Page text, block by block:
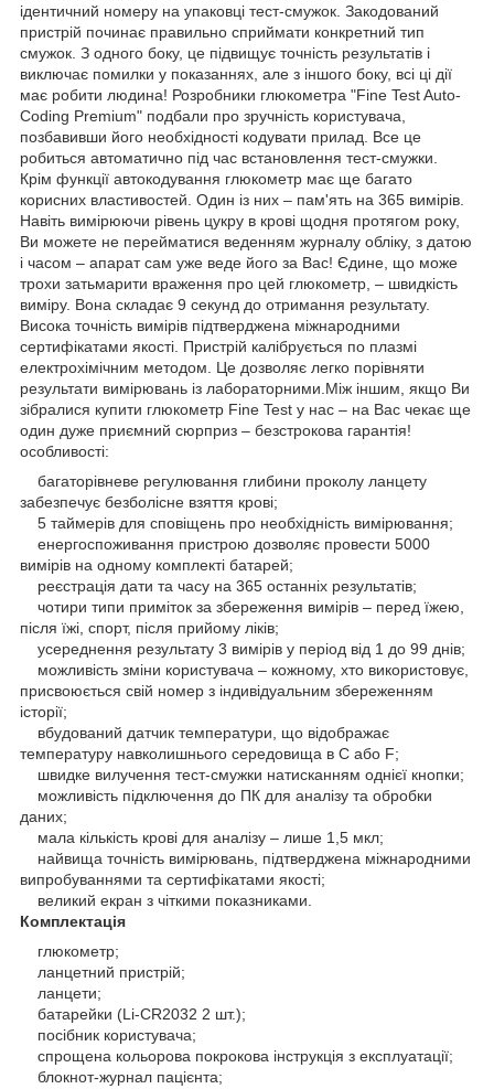
ідентичний номеру на упаковці тест-смужок. Закодований
пристрій починає правильно сприймати конкретний тип
смужок. З одного боку, це підвищує точність результатів і
виключає помилки у показаннях, але з іншого боку, всі ці дії
має робити людина! Розробники глюкометра "Fine Test Auto-
Coding Premium" подбали про зручність користувача,
позбавивши його необхідності кодувати прилад. Все це
робиться автоматично під час встановлення тест-смужки.
Крім функції автокодування глюкометр має ще багато
корисних властивостей. Один із них – пам'ять на 365 вимірів.
Навіть вимірюючи рівень цукру в крові щодня протягом року,
Ви можете не перейматися веденням журналу обліку, з датою
і часом – апарат сам уже веде його за Вас! Єдине, що може
трохи затьмарити враження про цей глюкометр, – швидкість
виміру. Вона складає 9 секунд до отримання результату.
Висока точність вимірів підтверджена міжнародними
сертифікатами якості. Пристрій калібрується по плазмі
електрохімічним методом. Це дозволяє легко порівняти
результати вимірювань із лабораторними.Між іншим, якщо Ви
зібралися купити глюкометр Fine Test у нас – на Вас чекає ще
один дуже приємний сюрприз – безстрокова гарантія!
особливості:
багаторівневе регулювання глибини проколу ланцету
забезпечує безболісне взяття крові;
5 таймерів для сповіщень про необхідність вимірювання;
енергоспоживання пристрою дозволяє провести 5000
вимірів на одному комплекті батарей;
реєстрація дати та часу на 365 останніх результатів;
чотири типи приміток за збереження вимірів – перед їжею,
після їжі, спорт, після прийому ліків;
усереднення результату 3 вимірів у період від 1 до 99 днів;
можливість зміни користувача – кожному, хто використовує,
присвоюється свій номер з індивідуальним збереженням
історії;
вбудований датчик температури, що відображає
температуру навколишнього середовища в С або F;
швидке вилучення тест-смужки натисканням однієї кнопки;
можливість підключення до ПК для аналізу та обробки
даних;
мала кількість крові для аналізу – лише 1,5 мкл;
найвища точність вимірювань, підтверджена міжнародними
випробуваннями та сертифікатами якості;
великий екран з чіткими показниками.
Комплектація
глюкометр;
ланцетний пристрій;
ланцети;
батарейки (Li-CR2032 2 шт.);
посібник користувача;
спрощена кольорова покрокова інструкція з експлуатації;
блокнот-журнал пацієнта;